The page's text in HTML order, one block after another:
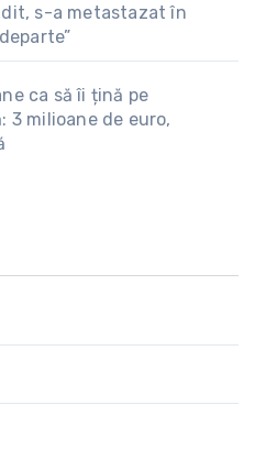
s-a metastazat în
ca să îi țină pe
3 milioane de euro,